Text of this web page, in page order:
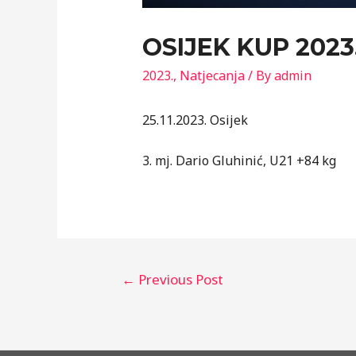
OSIJEK KUP
2023., Natjecanja/ Byadmin
25.11.2023. Osijek
3. mj. Dario Gluhinić, U21 +84 kg
← Previous Post